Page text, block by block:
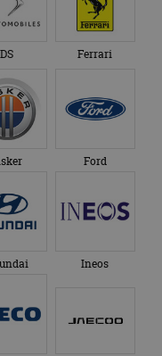
DS Ferrari
Ford
Ineos